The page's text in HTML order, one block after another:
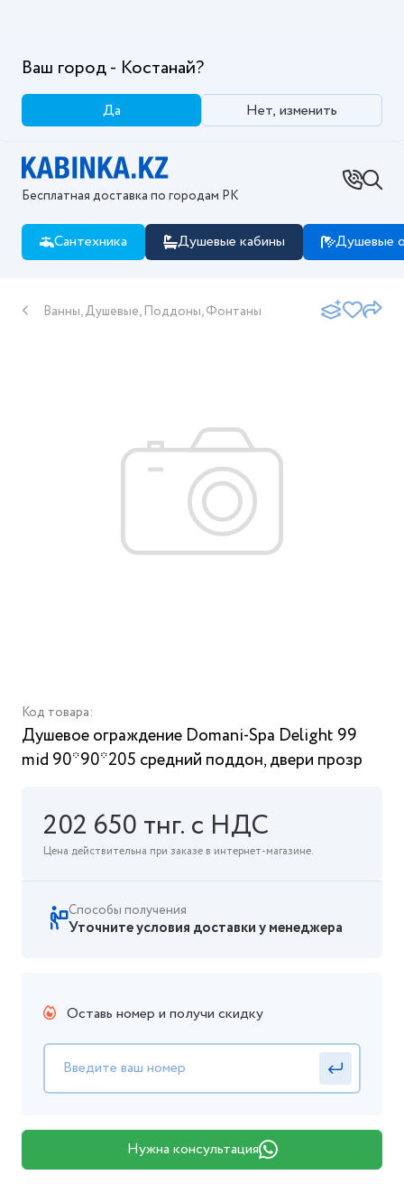
Ваш город - Костанай?
Да Нет, изменить
Бесплатная доставка по городам РК
Сантехника Душевые кабины Душевые
Ванны, Душевые, Поддоны, Фонтаны
Код товара:
Душевое ограждение Domani-Spa Delight 99
mid 90*90*205 средний поддон, двери прозр
202 650 тнг. с НДС
Цена действительна при заказе в интернет-магазине.
Способы получения
Уточните условия доставки у менеджера
Оставь номер и получи скидку
Нужна консультация